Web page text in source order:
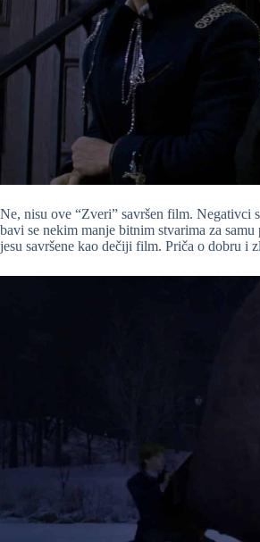
Ne, nisu ove “Zveri” savršen film. Negativci
bavi se nekim manje bitnim stvarima za
jesu savršene kao dečiji film. Priča o dobru i